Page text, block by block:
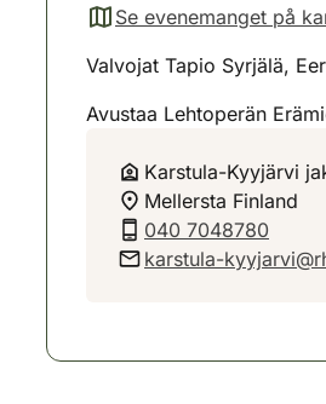
Se evenemanget på
(avautuu uuteen
Valvojat Tapio Syrjälä,
Avustaa Lehtoperän
Karstula-Kyyjärvi
Mellersta Finland
040 7048780
karstula-